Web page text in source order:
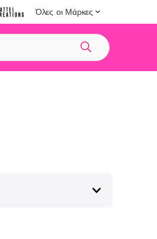
Όλες οι Μάρκες
Αναζήτηση